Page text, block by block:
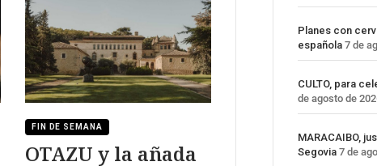
FIN DE SEMANA
OTAZU y la añada
Planes con
española 7 de
CULTO, para
de agosto de
MARACAIBO,
Segovia 7 de